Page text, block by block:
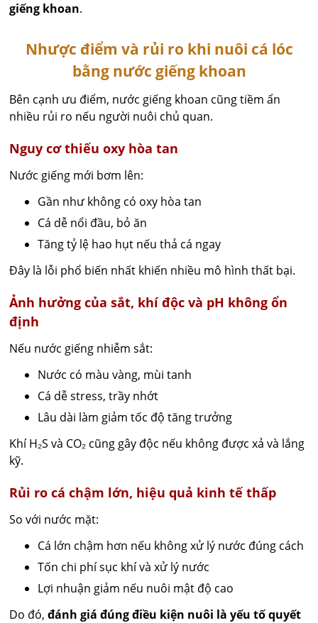
giếng khoan.
Nhược điểm và rủi ro khi nuôi cá lóc
bằng nước giếng khoan
Bên cạnh ưu điểm, nước giếng khoan cũng tiềm ẩn
nhiều rủi ro nếu người nuôi chủ quan.
Nguy cơ thiếu oxy hòa tan
Nước giếng mới bơm lên:
Gần như không có oxy hòa tan
Cá dễ nổi đầu, bỏ ăn
Tăng tỷ lệ hao hụt nếu thả cá ngay
Đây là lỗi phổ biến nhất khiến nhiều mô hình thất bại.
Ảnh hưởng của sắt, khí độc và pH không ổn
định
Nếu nước giếng nhiễm sắt:
Nước có màu vàng, mùi tanh
Cá dễ stress, trầy nhớt
Lâu dài làm giảm tốc độ tăng trưởng
Khí H₂S và CO₂ cũng gây độc nếu không được xả và lắng
kỹ.
Rủi ro cá chậm lớn, hiệu quả kinh tế thấp
So với nước mặt:
Cá lớn chậm hơn nếu không xử lý nước đúng cách
Tốn chi phí sục khí và xử lý nước
Lợi nhuận giảm nếu nuôi mật độ cao
Do đó,đánh giá đúng điều kiện nuôi là yếu tố quyết